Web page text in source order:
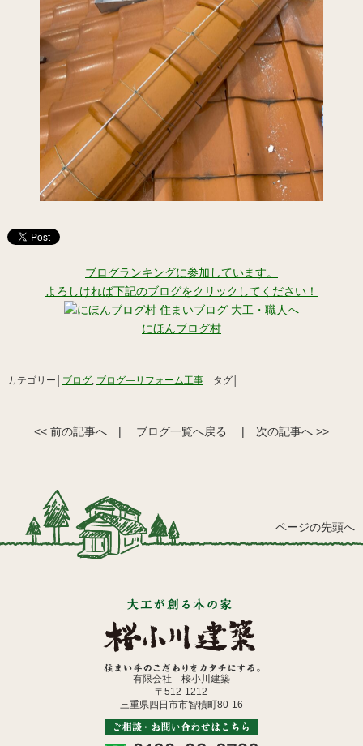
ブログランキングに参加しています。
よろしければ下記のブログをクリックしてください！
にほんブログ村
カテゴリー│ ブログ, ブログ―リフォーム工事タグ│
<< 前の記事へ | ブログ一覧へ戻る | 次の記事へ >>
ページの先頭へ
有限会社 桜小川建築
〒512-1212
三重県四日市市智積町80-16